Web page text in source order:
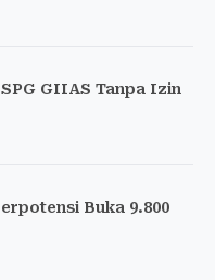
GIIAS Tanpa Izin
Buka 9.800